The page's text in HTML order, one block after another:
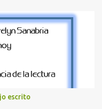
bloque de letras? En esta
individuales en alta
vibrantes : La J y la M en
y la P en un verde
icónicas : No te
geométrico tan carac...
escrito